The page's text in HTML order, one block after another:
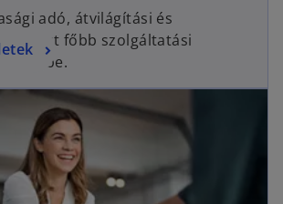
adó, átvilágítási és
főbb szolgáltatási
be.